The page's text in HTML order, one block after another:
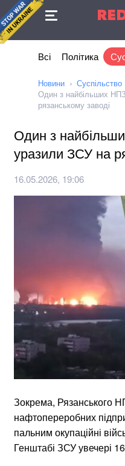
Угода
Всі Політика
Новини
Суспільство
Один з найбільших
рязанському заводі
Один з
уразили ЗСУ на
16.05.2026, 19:06
Зокрема, Рязанського
нафтопереробних
пальним окупаційні
Генштабі ЗСУ увечері